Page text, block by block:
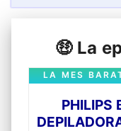
🤑 La
PHILIPS
LA MES